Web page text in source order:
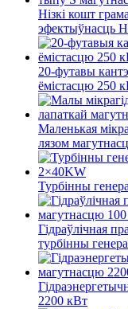
Нізкі кошт
эфектыўнасць
20-футавы
ёмістасцю 250
Маленькая
лязом
Турбінны
Гідраўлічная
турбінны
2200 кВт